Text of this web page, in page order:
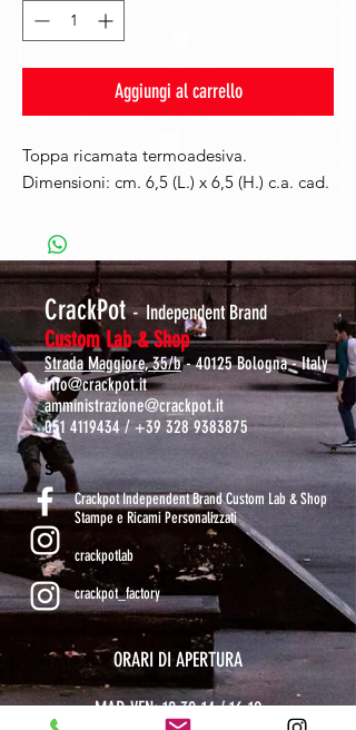
Aggiungi al carrello
Toppa ricamata termoadesiva.
Dimensioni: cm. 6,5 (L.) x 6,5 (H.) c.a. cad.
CrackPot- Independent Brand
Custom Lab & Shop
Strada Maggiore, 35/b- 40125 Bologna - Italy
info@crackpot.it
amministrazione@crackpot.it
051 4119434/+39 328 9383875
S
Crackpot Independent Brand Custom Lab & Shop
Stampe e Ricami Personalizzati
crackpotlab
crackpot_factory
ORARI DI APERTURA
MAR-VEN: 10.30-14 / 16-19